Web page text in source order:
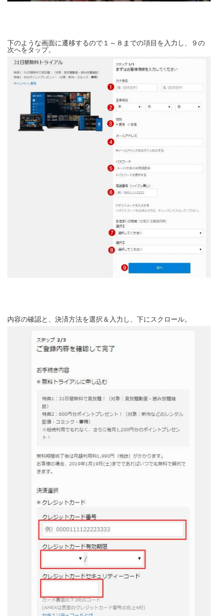
下のような画面に遷移するので１～８までの項目を入力し、９の
次へをタップ。
内容の確認と、決済方法を選択＆入力し、下にスクロール。